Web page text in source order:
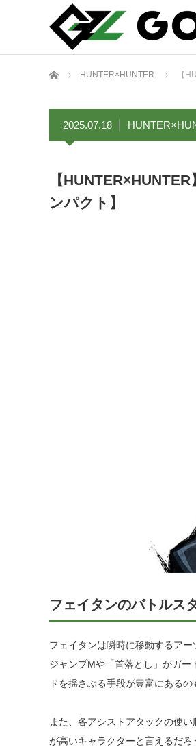
ホーム HUNTER×HUNTER 【
2025.07.18
【
ンパクト】
フェイタンのバトルス
フェイタンは瞬時に移動するア
ジャンプMや「首落とし」がガ
ドを揺さぶる手段が豊富にあるの
また、各アシストアタックの使
が高いキャラクターと言えるだろ